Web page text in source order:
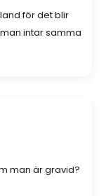
för det blir
intar samma
man är gravid?